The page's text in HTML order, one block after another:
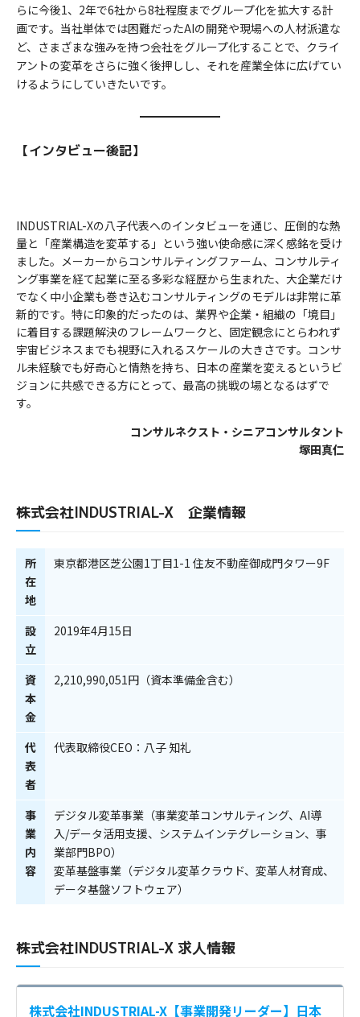
らに今後1、2年で6社から8社程度までグループ化を拡大する計
画です。当社単体では困難だったAIの開発や現場への人材派遣な
ど、さまざまな強みを持つ会社をグループ化することで、クライ
アントの変革をさらに強く後押しし、それを産業全体に広げてい
けるようにしていきたいです。
【インタビュー後記】
INDUSTRIAL-Xの八子代表へのインタビューを通じ、圧倒的な熱
量と「産業構造を変革する」という強い使命感に深く感銘を受け
ました。メーカーからコンサルティングファーム、コンサルティ
ング事業を経て起業に至る多彩な経歴から生まれた、大企業だけ
でなく中小企業も巻き込むコンサルティングのモデルは非常に革
新的です。特に印象的だったのは、業界や企業・組織の「境目」
に着目する課題解決のフレームワークと、固定観念にとらわれず
宇宙ビジネスまでも視野に入れるスケールの大きさです。コンサ
ル未経験でも好奇心と情熱を持ち、日本の産業を変えるというビ
ジョンに共感できる方にとって、最高の挑戦の場となるはずで
す。
コンサルネクスト・ シニアコンサルタント
塚田真仁
株式会社INDUSTRIAL-X 企業情報
所
在
地
東京都港区芝公園1丁目1-1 住友不動産御成門タワー9F
設
立
2019年4月15日
資
本
金
2,210,990,051円（資本準備金含む）
代
表
者
代表取締役CEO：八子 知礼
事
業
内
容
デジタル変革事業（事業変革コンサルティング、AI導
入/データ活用支援、システムインテグレーション、事
業部門BPO）
変革基盤事業（デジタル変革クラウド、変革人材育成、
データ基盤ソフトウェア）
株式会社INDUSTRIAL-X 求人情報
株式会社INDUSTRIAL-X【事業開発リーダー】日本